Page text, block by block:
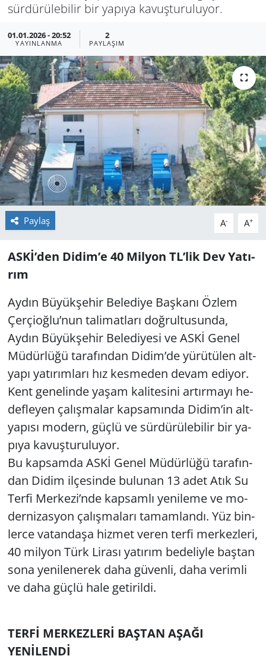
sür­dü­rü­le­bi­lir bir ya­pı­ya ka­vuş­tu­ru­lu­yor.
01.01.2026 - 20:52
YAYINLANMA
2
PAYLAŞIM
Paylaş A- A+
ASKİ’den Didim’e 40 Mil­yon TL’lik Dev Ya­tı­
rım
Aydın Bü­yük­şe­hir Be­le­di­ye Baş­ka­nı Özlem
Çer­çi­oğ­lu’nun ta­li­mat­la­rı doğ­rul­tu­sun­da,
Aydın Bü­yük­şe­hir Be­le­di­ye­si ve ASKİ Genel
Mü­dür­lü­ğü ta­ra­fın­dan Didim’de yü­rü­tü­len alt­
ya­pı ya­tı­rım­la­rı hız kes­me­den devam edi­yor.
Kent ge­ne­lin­de yaşam ka­li­te­si­ni ar­tır­ma­yı he­
def­le­yen ça­lış­ma­lar kap­sa­mın­da Didim’in alt­
ya­pı­sı mo­dern, güçlü ve sür­dü­rü­le­bi­lir bir ya­
pı­ya ka­vuş­tu­ru­lu­yor.
Bu kap­sam­da ASKİ Genel Mü­dür­lü­ğü ta­ra­fın­
dan Didim il­çe­sin­de bu­lu­nan 13 adet Atık Su
Terfi Mer­ke­zi’nde kap­sam­lı ye­ni­le­me ve mo­
der­ni­zas­yon ça­lış­ma­la­rı ta­mam­lan­dı. Yüz bin­
ler­ce va­tan­da­şa hiz­met veren terfi mer­kez­le­ri,
40 mil­yon Türk Li­ra­sı ya­tı­rım be­de­liy­le baş­tan
sona ye­ni­le­ne­rek daha gü­ven­li, daha ve­rim­li
ve daha güçlü hale ge­ti­ril­di.
TERFİ MER­KEZ­LERİ BAŞ­TAN AŞAĞI
YENİLENDİ
HABERDE İNSAN
KÜLTÜR SANAT
MAGAZİN
POLİTİKA
RESMİ İLANLAR
SAĞLIK
SİYASET
SPOR